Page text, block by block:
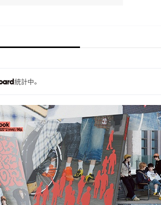
統計中。